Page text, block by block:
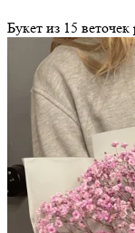
Букет из 15